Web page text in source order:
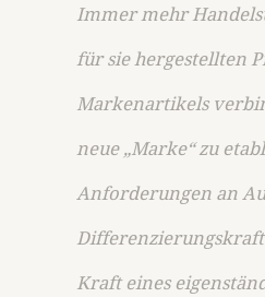
Immer mehr
für sie hergestellten
Markenartikels
neue „Marke“ zu
Anforderungen an
Kraft eines